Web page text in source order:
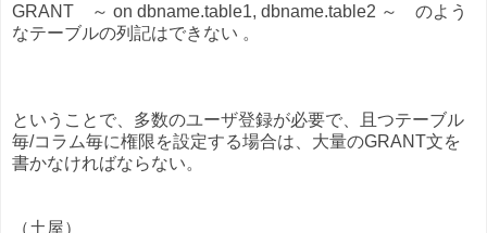
GRANT ～ on dbname.table1, dbname.table2 ～ のよう
なテーブルの列記はできない 。
ということで、多数のユーザ登録が必要で、且つテーブル
毎/コラム毎に権限を設定する場合は、大量のGRANT文を
書かなければならない。
（土屋）